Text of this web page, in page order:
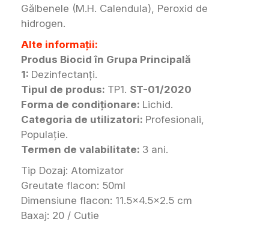
Gălbenele (M.H. Calendula), Peroxid de
hidrogen.
Alte informații:
Produs Biocid în Grupa Principală
1: Dezinfectanţi.
Tipul de produs: TP1. ST-01/2020
Forma de condiționare: Lichid.
Categoria de utilizatori: Profesionali,
Populație.
Termen de valabilitate: 3 ani.
Tip Dozaj: Atomizator
Greutate flacon: 50ml
Dimensiune flacon: 11.5×4.5×2.5 cm
Baxaj: 20 / Cutie